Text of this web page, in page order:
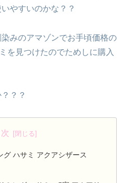
やすいのかな？？
みのアマゾンでお手頃価格の
を見つけたのでためしに購入
？？
グ ハサミ アクアシザース